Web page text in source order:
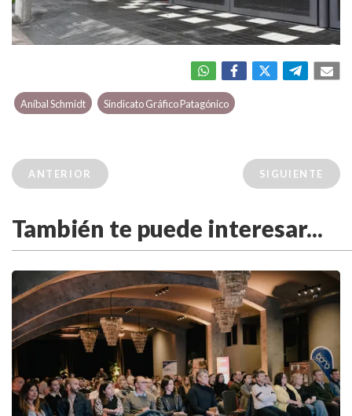
Aníbal Schmidt Sindicato Gráfico Patagónico
ANTERIOR SIGUIENTE
También te puede interesar...